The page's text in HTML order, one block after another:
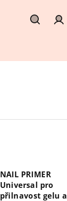
NAIL PRIMER
Universal pro
přilnavost gelu a